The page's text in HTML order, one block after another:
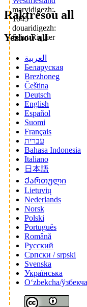
marvidigezh:
1045
douaridigezh:
Saint-Riquier
Raktresoù all
Yezhoù all
العربية
Беларуская
Brezhoneg
Čeština
Deutsch
English
Español
Suomi
Français
עברית
Bahasa Indonesia
Italiano
日本語
Ქართული
Lietuvių
Nederlands
Norsk
Polski
Português
Română
Русский
Српски / srpski
Svenska
Українська
Oʻzbekcha/ўзбекча